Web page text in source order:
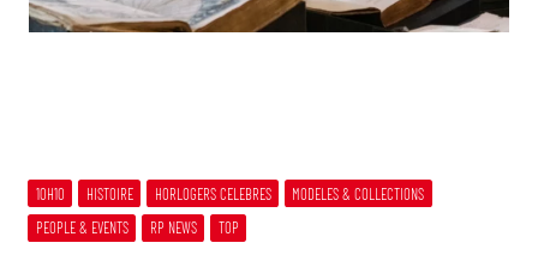
10H10 HISTOIRE HORLOGERS CELEBRES
MODELES & COLLECTIONS
PEOPLE & EVENTS
RP NEWS TOP